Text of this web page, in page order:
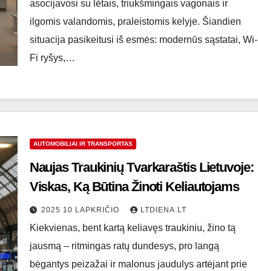
asocijavosi su lėtais, triukšmingais vagonais ir
ilgomis valandomis, praleistomis kelyje. Šiandien
situacija pasikeitusi iš esmės: modernūs sąstatai, Wi-
Fi ryšys,…
AUTOMOBILIAI IR TRANSPORTAS
Naujas Traukinių Tvarkaraštis Lietuvoje:
Viskas, Ką Būtina Žinoti Keliautojams
2025 10 LAPKRIČIO LTDIENA.LT
Kiekvienas, bent kartą keliavęs traukiniu, žino tą
jausmą – ritmingas ratų dundesys, pro langą
bėgantys peizažai ir malonus jaudulys artėjant prie